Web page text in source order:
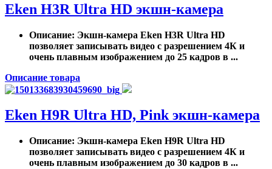
Eken H3R Ultra HD экшн-камера
Описание: Экшн-камера Eken H3R Ultra HD
позволяет записывать видео с разрешением 4К и
очень плавным изображением до 25 кадров в ...
Описание товара
Eken H9R Ultra HD, Pink экшн-камера
Описание: Экшн-камера Eken H9R Ultra HD
позволяет записывать видео с разрешением 4К и
очень плавным изображением до 30 кадров в ...